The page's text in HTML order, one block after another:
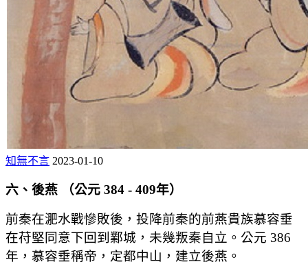
知無不言 2023-01-10
六、後燕 （公元 384 - 409年）
前秦在淝水戰慘敗後，投降前秦的前燕貴族慕容垂
在苻堅同意下回到鄴城，未幾叛秦自立。公元 386
年，慕容垂稱帝，定都中山，建立後燕。